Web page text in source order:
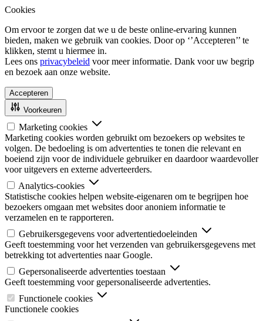
Cookies
Om ervoor te zorgen dat we u de beste online-ervaring kunnen
bieden, maken we gebruik van cookies. Door op ‘’Accepteren’’ te
klikken, stemt u hiermee in.
Lees ons privacybeleid voor meer informatie. Dank voor uw begrip
en bezoek aan onze website.
Accepteren
Voorkeuren
Marketing cookies
Marketing cookies worden gebruikt om bezoekers op websites te
volgen. De bedoeling is om advertenties te tonen die relevant en
boeiend zijn voor de individuele gebruiker en daardoor waardevoller
voor uitgevers en externe adverteerders.
Analytics-cookies
Statistische cookies helpen website-eigenaren om te begrijpen hoe
bezoekers omgaan met websites door anoniem informatie te
verzamelen en te rapporteren.
Gebruikersgegevens voor advertentiedoeleinden
Geeft toestemming voor het verzenden van gebruikersgegevens met
betrekking tot advertenties naar Google.
Gepersonaliseerde advertenties toestaan
Geeft toestemming voor gepersonaliseerde advertenties.
Functionele cookies
Functionele cookies